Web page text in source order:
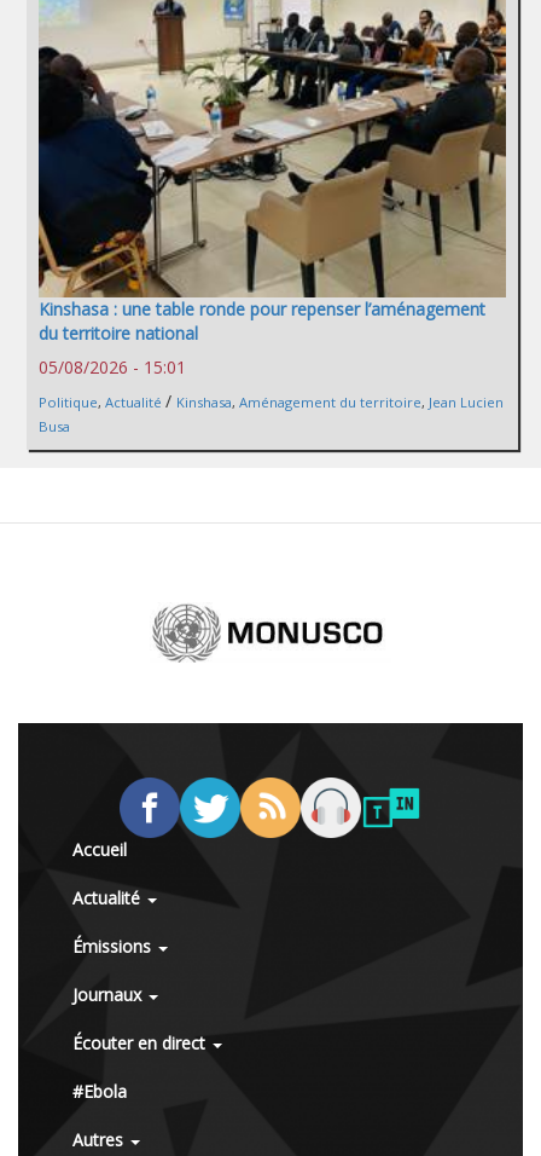
Kinshasa : une table ronde pour repenser l’aménagement
du territoire national
05/08/2026 - 15:01
Politique, Actualité / Kinshasa, Aménagement du territoire, Jean Lucien
Busa
Accueil
Actualité
Émissions
Journaux
Écouter en direct
#Ebola
Autres